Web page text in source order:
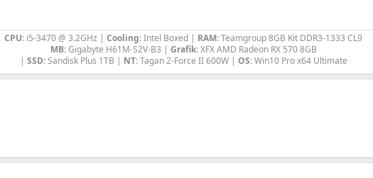
CPU: i5-3470 @ 3.2GHz | Cooling: Intel Boxed | RAM: Teamgroup 8GB Kit DDR3-1333 CL9
MB: Gigabyte H61M-S2V-B3 | Grafik: XFX AMD Radeon RX 570 8GB
| SSD: Sandisk Plus 1TB | NT: Tagan 2-Force II 600W | OS: Win10 Pro x64 Ultimate​